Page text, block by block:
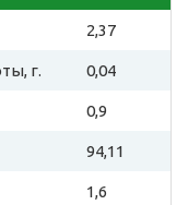
2,37
г. 0,04
0,9
94,11
1,6